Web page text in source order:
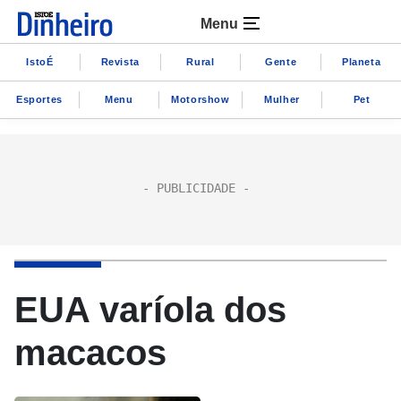
Menu
IstoÉ Revista Rural Gente Planeta
Esportes Menu Motorshow Mulher Pet
EUA varíola dos
macacos